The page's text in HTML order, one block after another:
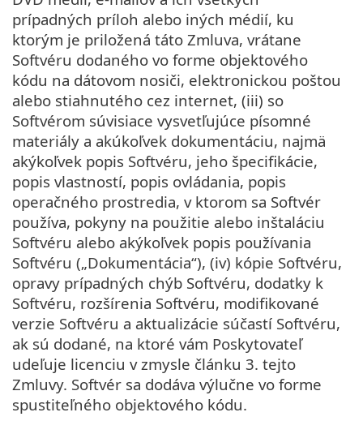
prípadných príloh alebo iných médií, ku
ktorým je priložená táto Zmluva, vrátane
Softvéru dodaného vo forme objektového
kódu na dátovom nosiči, elektronickou poštou
alebo stiahnutého cez internet, (iii) so
Softvérom súvisiace vysvetľujúce písomné
materiály a akúkoľvek dokumentáciu, najmä
akýkoľvek popis Softvéru, jeho špecifikácie,
popis vlastností, popis ovládania, popis
operačného prostredia, v ktorom sa Softvér
používa, pokyny na použitie alebo inštaláciu
Softvéru alebo akýkoľvek popis používania
Softvéru („Dokumentácia“), (iv) kópie Softvéru,
opravy prípadných chýb Softvéru, dodatky k
Softvéru, rozšírenia Softvéru, modifikované
verzie Softvéru a aktualizácie súčastí Softvéru,
ak sú dodané, na ktoré vám Poskytovateľ
udeľuje licenciu v zmysle článku 3. tejto
Zmluvy. Softvér sa dodáva výlučne vo forme
spustiteľného objektového kódu.